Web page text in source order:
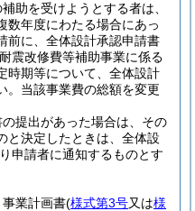
助を受けようとする者は、
数年度にわたる場合にあっ
前に、全体設計承認申請書
震改修費等補助事業に係る
時期等について、全体設計
当該事業費の総額を変更
提出があった場合は、その
と決定したときは、全体設
申請者に通知するものとす
業計画書(様式第3号又は様